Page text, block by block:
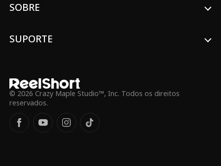
SOBRE
SUPORTE
© 2026 Crazy Maple Studio™, Inc. Todos os direitos
reservados.